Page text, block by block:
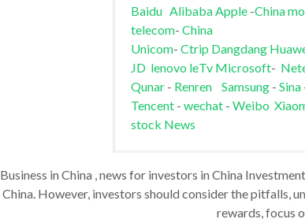
Baidu AlibabaApple-China
telecom- China
Unicom- Ctrip Dangdang
JD lenovo leTv Microsoft-
Qunar- Renren Samsung- Sina
Tencent- wechat - Weibo
stock News
Business in China , news for investors in China
China. However, investors should consider the pitfalls,
rewards, focus